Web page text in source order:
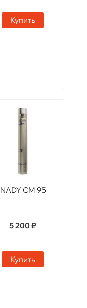
Купить
NADY CM 95
5 200 ₽
Купить